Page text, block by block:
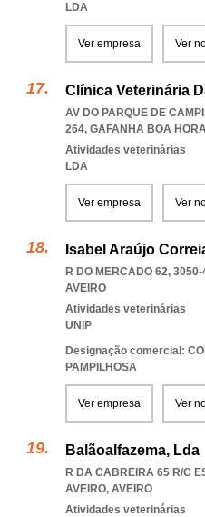
LDA
Ver empresa Ver
Clínica Veterinária
AV DO PARQUE DE
264, GAFANHA BOA
Atividades veterinárias
LDA
Ver empresa Ver
Isabel Araújo
R DO MERCADO 62,
AVEIRO
Atividades veterinárias
UNIP
Designação comercial:
PAMPILHOSA
Ver empresa Ver
Balãoalfazema, Lda
R DA CABREIRA 65 R/C
AVEIRO, AVEIRO
Atividades veterinárias